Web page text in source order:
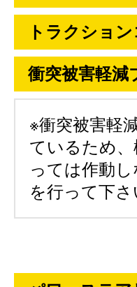
トラクショ
衝突被害軽減
※衝突被害軽
ているため
っては作動
を行って下さ